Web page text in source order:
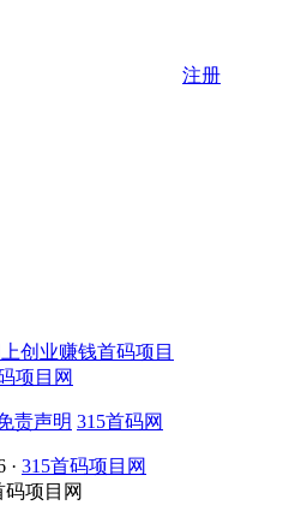
注册
责声明 315首码网
· 315首码项目网